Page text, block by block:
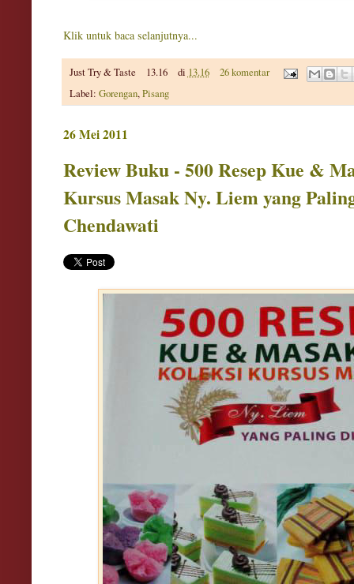
Klik untuk baca selanjutnya...
Just Try & Taste 13.16 di 13.16
26 komentar
Label: Gorengan, Pisang
26 Mei 2011
Review Buku - 500 Resep Kue &
Kursus Masak Ny. Liem yang
Chendawati